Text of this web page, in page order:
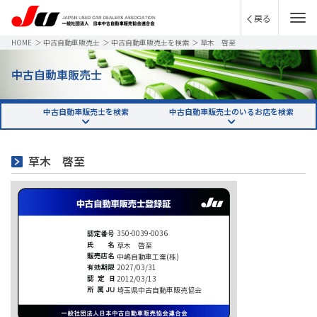
戻る
HOME ＞ 中古自動車販売士 ＞ 中古自動車販売士を検索 ＞ 草木 啓至
中古自動車販売士
中古自動車販売士を検索 中古自動車販売士のいるお店を検索
草木 啓至
350-0039-0036
草木 啓至
中嶋自動車工業(株)
2027/03/31
2012/03/13
埼玉県中古自動車販売協会